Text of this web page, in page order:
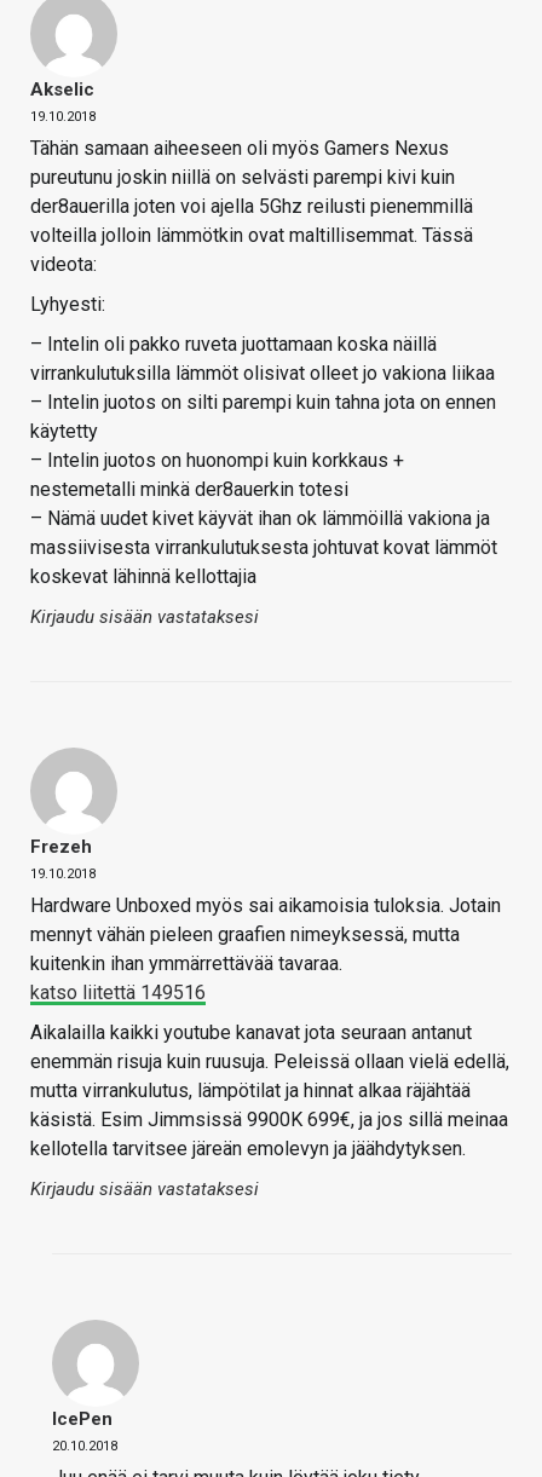
Akselic
19.10.2018
Tähän samaan aiheeseen oli myös Gamers Nexus
pureutunu joskin niillä on selvästi parempi kivi kuin
der8auerilla joten voi ajella 5Ghz reilusti pienemmillä
volteilla jolloin lämmötkin ovat maltillisemmat. Tässä
videota:
Lyhyesti:
– Intelin oli pakko ruveta juottamaan koska näillä
virrankulutuksilla lämmöt olisivat olleet jo vakiona liikaa
– Intelin juotos on silti parempi kuin tahna jota on ennen
käytetty
– Intelin juotos on huonompi kuin korkkaus +
nestemetalli minkä der8auerkin totesi
– Nämä uudet kivet käyvät ihan ok lämmöillä vakiona ja
massiivisesta virrankulutuksesta johtuvat kovat lämmöt
koskevat lähinnä kellottajia
Kirjaudu sisään vastataksesi
Frezeh
19.10.2018
Hardware Unboxed myös sai aikamoisia tuloksia. Jotain
mennyt vähän pieleen graafien nimeyksessä, mutta
kuitenkin ihan ymmärrettävää tavaraa.
katso liitettä 149516
Aikalailla kaikki youtube kanavat jota seuraan antanut
enemmän risuja kuin ruusuja. Peleissä ollaan vielä edellä,
mutta virrankulutus, lämpötilat ja hinnat alkaa räjähtää
käsistä. Esim Jimmsissä 9900K 699€, ja jos sillä meinaa
kellotella tarvitsee järeän emolevyn ja jäähdytyksen.
Kirjaudu sisään vastataksesi
IcePen
20.10.2018